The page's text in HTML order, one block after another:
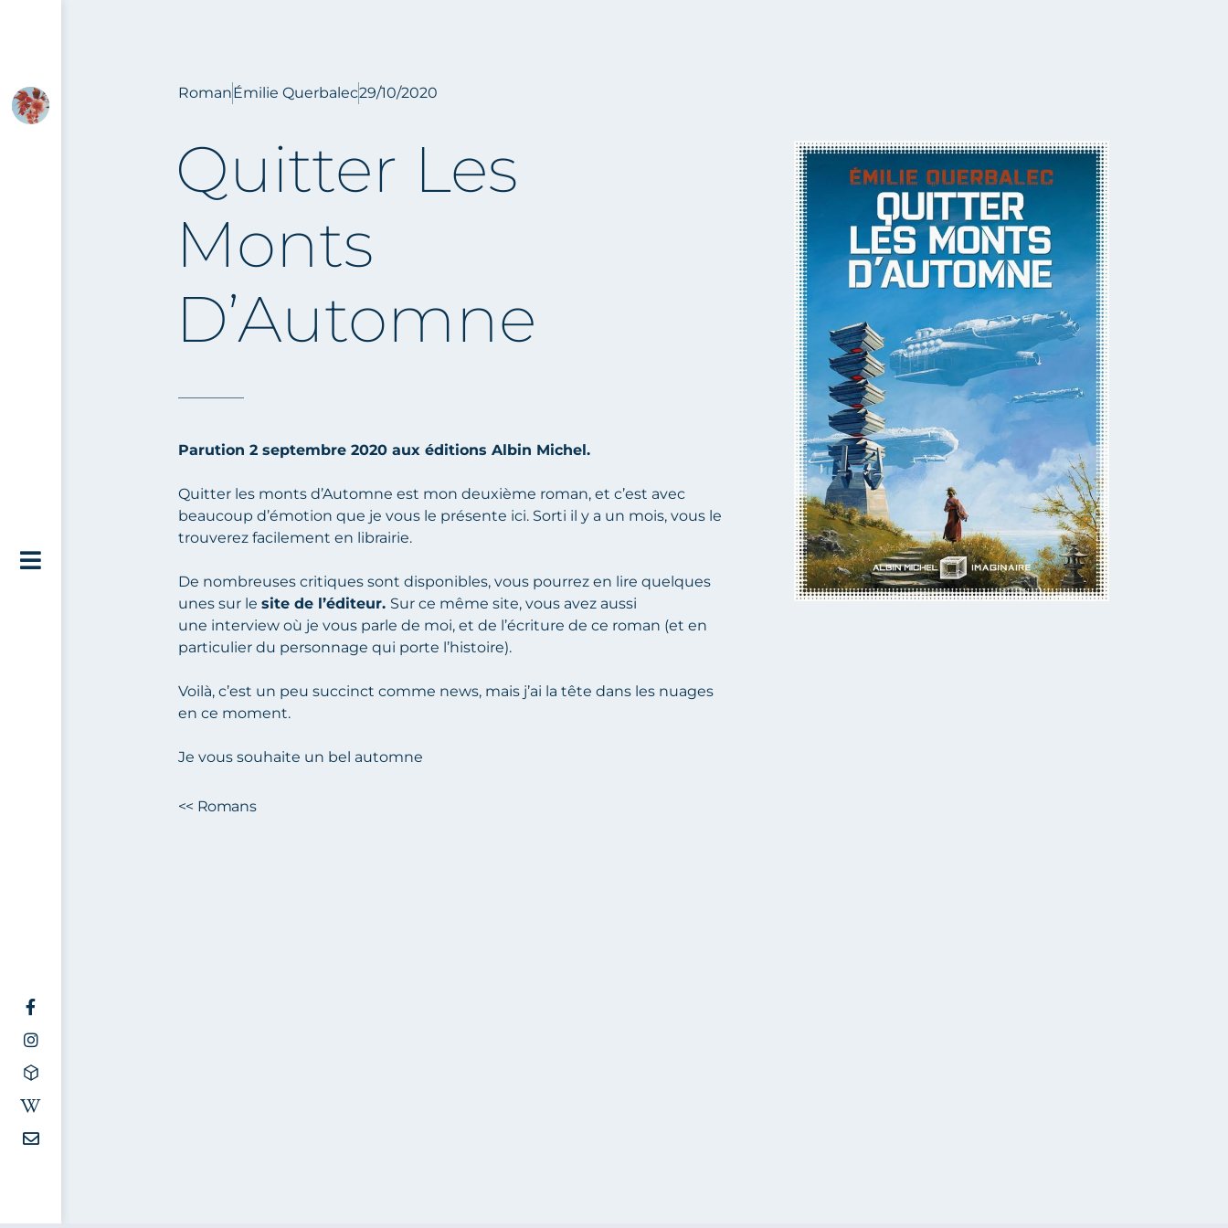
RomanÉmilie Querbalec29/10/2020
Quitter Les
Monts
D’Automne
Parution 2 septembre 2020 aux éditions Albin Michel.
Quitter les monts d’Automne est mon deuxième roman, et c’est avec
beaucoup d’émotion que je vous le présente ici. Sorti il y a un mois, vous le
trouverez facilement en librairie.
De nombreuses critiques sont disponibles, vous pourrez en lire quelques
unes sur le site de l’éditeur. Sur ce même site, vous avez aussi
une interview où je vous parle de moi, et de l’écriture de ce roman (et en
particulier du personnage qui porte l’histoire).
Voilà, c’est un peu succinct comme news, mais j’ai la tête dans les nuages
en ce moment.
Je vous souhaite un bel automne
<< Romans